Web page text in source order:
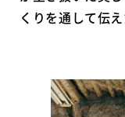
くりを通して伝